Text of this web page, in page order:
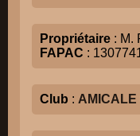
Propriétaire : M.
FAPAC :
Club : AMICALE